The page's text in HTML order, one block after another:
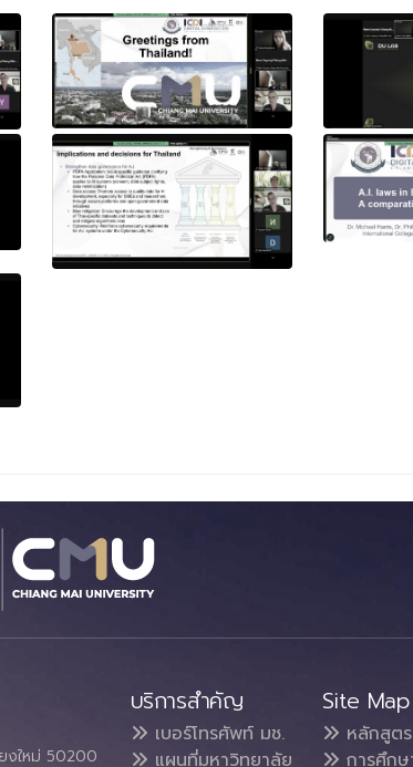
งใหม่ 50200
บริการสำคัญ
เบอร์โทรศัพท์ มช.
แผนที่มหาวิทยาลัย
Site Map
หลักสูตร
การศึกษ